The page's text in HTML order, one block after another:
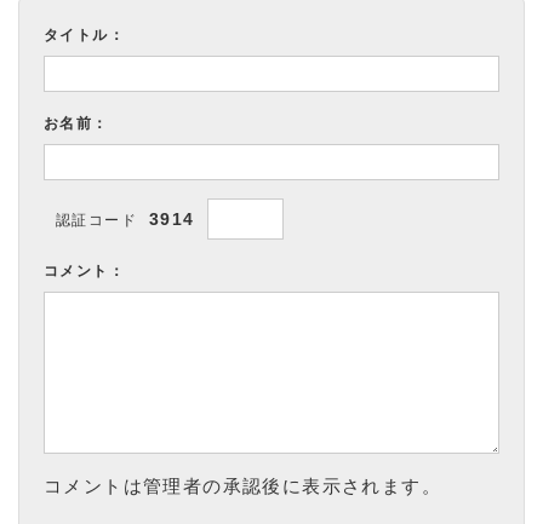
タイトル：
お名前：
認証コード 3914
コメント：
コメントは管理者の承認後に表示されます。